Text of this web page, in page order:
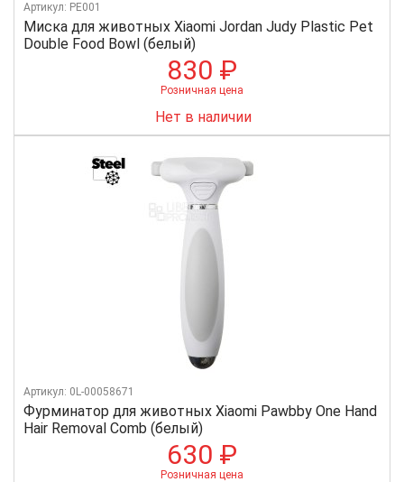
Миска для животных Xiaomi Jordan Judy Plastic Pet
Double Food Bowl (белый)
Артикул: PE001
830 ₽
Розничная цена
Нет в наличии
Фурминатор для животных Xiaomi Pawbby One Hand
Hair Removal Comb (белый)
Артикул: 0L-00058671
630 ₽
Розничная цена